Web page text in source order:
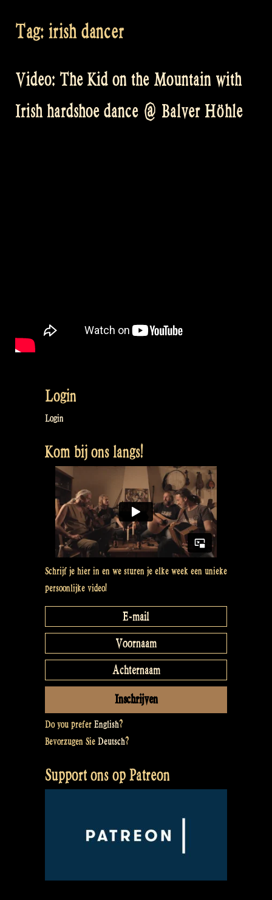
Tag: irish dancer
Video: The Kid on the Mountain with
Irish hardshoe dance @ Balver Höhle
Login
Login
Kom bij ons langs!
Schrijf je hier in en we sturen je elke week een unieke
persoonlijke video!
Do you prefer English?
Bevorzugen Sie Deutsch?
Support ons op Patreon